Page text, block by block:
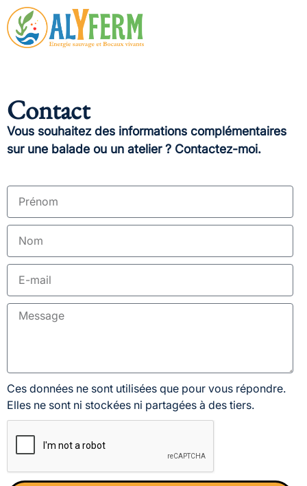
Contact
Vous souhaitez des informations complémentaires
sur une balade ou un atelier ? Contactez-moi.
Ces données ne sont utilisées que pour vous répondre.
Elles ne sont ni stockées ni partagées à des tiers.